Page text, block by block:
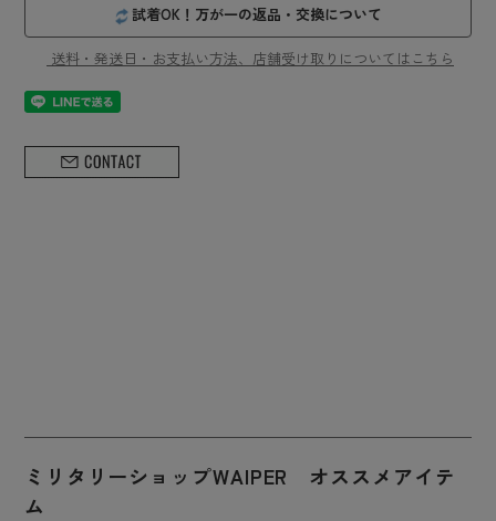
試着OK！万が一の返品・交換について
送料・発送日・お支払い方法、店舗受け取りについてはこちら
ミリタリーショップWAIPER オススメアイテ
ム